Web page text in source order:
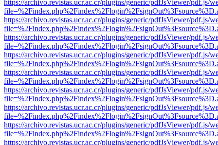
https://archivo.revistas.ucr.ac.cr/plugins/generic/pdfJsViewer/pdf.js/
https://archivo.revistas.ucr.ac.cr/plugins/generic/pdfJsViewer/pdf.js/
https://archivo.revistas.ucr.ac.cr/plugins/generic/pdfJsViewer/pdf.js/
https://archivo.revistas.ucr.ac.cr/plugins/generic/pdfJsViewer/pdf.js/
https://archivo.revistas.ucr.ac.cr/plugins/generic/pdfJsViewer/pdf.js/
https://archivo.revistas.ucr.ac.cr/plugins/generic/pdfJsViewer/pdf.js/
https://archivo.revistas.ucr.ac.cr/plugins/generic/pdfJsViewer/pdf.js/
https://archivo.revistas.ucr.ac.cr/plugins/generic/pdfJsViewer/pdf.js/
https://archivo.revistas.ucr.ac.cr/plugins/generic/pdfJsViewer/pdf.js/